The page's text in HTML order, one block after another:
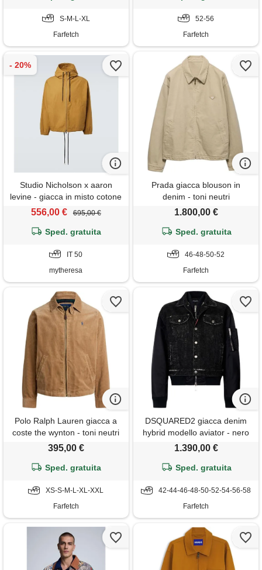
S-M-L-XL
Farfetch
52-56
Farfetch
Studio Nicholson x aaron
levine - giacca in misto cotone
556,00 € 695,00 €
Sped. gratuita
IT 50
mytheresa
Prada giacca blouson in
denim - toni neutri
1.800,00 €
Sped. gratuita
46-48-50-52
Farfetch
Polo Ralph Lauren giacca a
coste the wynton - toni neutri
395,00 €
Sped. gratuita
XS-S-M-L-XL-XXL
Farfetch
DSQUARED2 giacca denim
hybrid modello aviator - nero
1.390,00 €
Sped. gratuita
42-44-46-48-50-52-54-56-58
Farfetch